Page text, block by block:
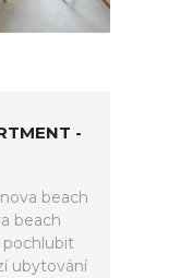
-
beach
beach
ubytování